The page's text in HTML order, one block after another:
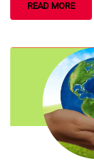
READ MORE